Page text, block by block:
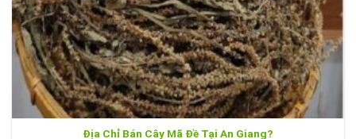
Địa Chỉ Bán Cây Mã Đề Tại An Giang?